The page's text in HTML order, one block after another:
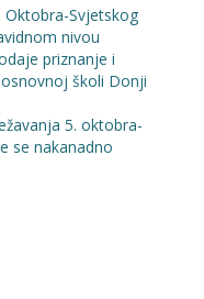
Oktobra-Svjetskog
nivou
priznanje i
školi Donji
5. oktobra-
se nakanadno